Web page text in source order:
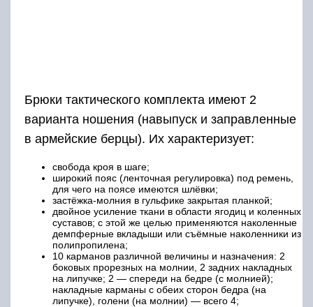
Брюки тактического комплекта имеют 2
варианта ношения (навыпуск и заправленные
в армейские берцы). Их характеризует:
свобода кроя в шаге;
широкий пояс (ленточная регулировка) под ремень,
для чего на поясе имеются шлёвки;
застёжка-молния в гульфике закрытая планкой;
двойное усиление ткани в области ягодиц и коленных
суставов; с этой же целью применяются наколенные
демпферные вкладыши или съёмные наколенники из
полипропилена;
10 карманов различной величины и назначения: 2
боковых прорезных на молнии, 2 задних накладных
на липучке; 2 — спереди на бедре (с молнией);
накладные карманы с обеих сторон бедра (на
липучке), голени (на молнии) — всего 4;